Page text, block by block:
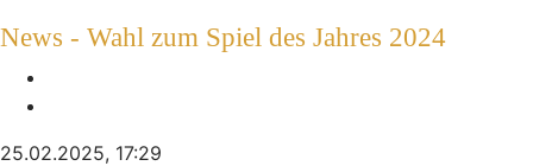
News - Wahl zum Spiel des Jahres 2024
25.02.2025, 17:29